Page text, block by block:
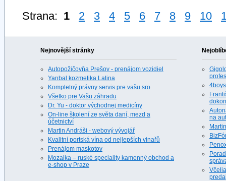
Strana: 1 2 3 4 5 6 7 8 9 10
Nejnovější stránky
Autopožičovňa Prešov - prenájom vozidiel
Yanbal kozmetika Latina
Kompletný právny servis pre vašu sro
Všetko pre Vašu záhradu
Dr. Yu - doktor východnej medicíny
On-line školení ze světa daní, mezd a
účetnictví
Martin Andráši - webový vývojář
Kvalitní portská vína od nejlepších vinařů
Prenájom maskotov
Mozaika – ruské speciality kamenný obchod a
e-shop v Praze
na